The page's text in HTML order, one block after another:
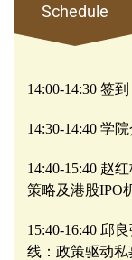
Schedule
14:00-14:30 签到
14:30-14:40 学院
14:40-15:40 赵
策略及港股IPO
15:40-16:40 邱良
线：政策驱动私